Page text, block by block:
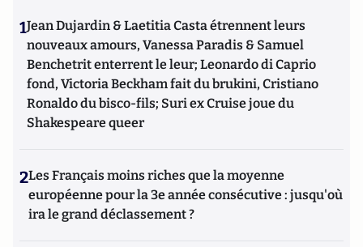
1Jean Dujardin & Laetitia Casta étrennent leurs
nouveaux amours, Vanessa Paradis & Samuel
Benchetrit enterrent le leur; Leonardo di Caprio
fond, Victoria Beckham fait du brukini, Cristiano
Ronaldo du bisco-fils; Suri ex Cruise joue du
Shakespeare queer
2Les Français moins riches que la moyenne
européenne pour la 3e année consécutive : jusqu'où
ira le grand déclassement ?